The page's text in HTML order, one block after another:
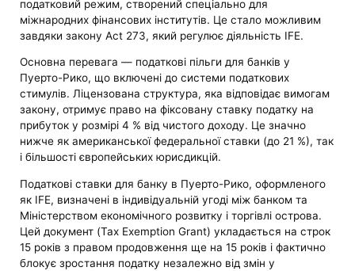
податковий режим, створений спеціально для
міжнародних фінансових інститутів. Це стало можливим
завдяки закону Act 273, який регулює діяльність IFE.
Основна перевага — податкові пільги для банків у
Пуерто-Рико, що включені до системи податкових
стимулів. Ліцензована структура, яка відповідає вимогам
закону, отримує право на фіксовану ставку податку на
прибуток у розмірі 4 % від чистого доходу. Це значно
нижче як американської федеральної ставки (до 21 %), так
і більшості європейських юрисдикцій.
Податкові ставки для банку в Пуерто-Рико, оформленого
як IFE, визначені в індивідуальній угоді між банком та
Міністерством економічного розвитку і торгівлі острова.
Цей документ (Tax Exemption Grant) укладається на строк
15 років з правом продовження ще на 15 років і фактично
блокує зростання податку незалежно від змін у